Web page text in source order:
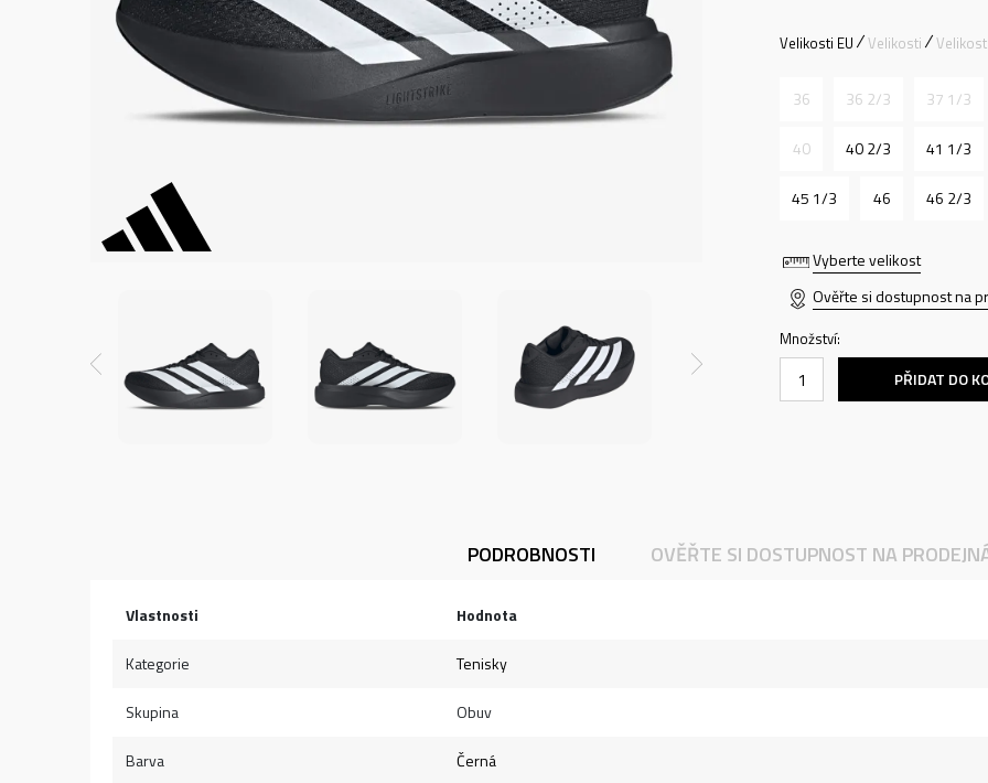
Vyberte velikost
Velikosti EU Velikosti
36 36 2/3 37 1/3
40 40 2/3 41 1/3
45 1/3 46 46 2/3
Ověřte si dostupnost na
Množství:
PŘIDAT DO
PODROBNOSTI OVĚŘTE SI DOSTUPNOST NA
Vlastnosti Hodnota
Kategorie Tenisky
Skupina Obuv
Barva Černá